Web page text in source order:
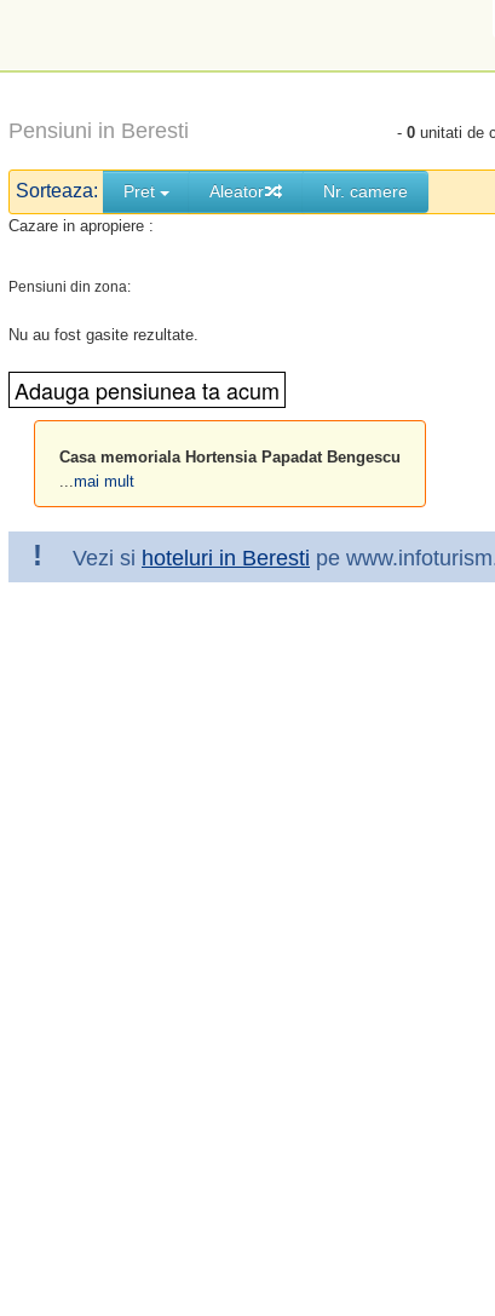
Pensiuni in Beresti -0 unitati de
Sorteaza: Pret Aleator Nr. camere
Cazare in apropiere :
Pensiuni din zona:
Nu au fost gasite rezultate.
Casa memoriala Hortensia Papadat Bengescu
...mai mult
! Vezi si hoteluri in Beresti pe